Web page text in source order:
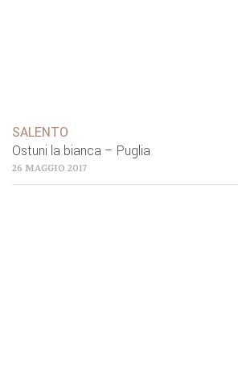
SALENTO
Ostuni la bianca – Puglia
26 MAGGIO 2017